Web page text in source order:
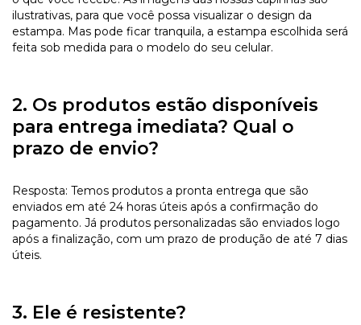
ilustrativas, para que você possa visualizar o design da
estampa. Mas pode ficar tranquila, a estampa escolhida será
feita sob medida para o modelo do seu celular.
2. Os produtos estão disponíveis
para entrega imediata? Qual o
prazo de envio?
Resposta: Temos produtos a pronta entrega que são
enviados em até 24 horas úteis após a confirmação do
pagamento. Já produtos personalizadas são enviados logo
após a finalização, com um prazo de produção de até 7 dias
úteis.
3. Ele é resistente?